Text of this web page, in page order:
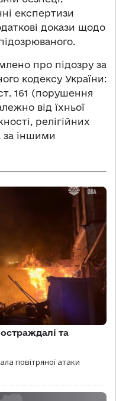
експертизи
докази щодо
про підозру за
кодексу України:
161 (порушення
від їхньої
релігійних
за іншими
та
повітряної атаки